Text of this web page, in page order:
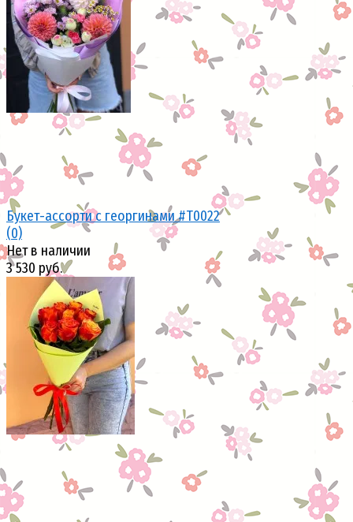
избранное сравнить
избранное сравнить
Букет-ассорти с георгинами #Т0022
(0)
Нет в наличии
3 530 руб.